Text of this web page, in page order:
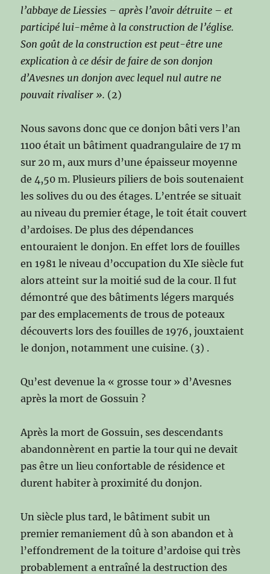
l’abbaye de Liessies – après l’avoir détruite – et
participé lui-même à la construction de l’église.
Son goût de la construction est peut-être une
explication à ce désir de faire de son donjon
d’Avesnes un donjon avec lequel nul autre ne
pouvait rivaliser ». (2)
Nous savons donc que ce donjon bâti vers l’an
1100 était un bâtiment quadrangulaire de 17 m
sur 20 m, aux murs d’une épaisseur moyenne
de 4,50 m. Plusieurs piliers de bois soutenaient
les solives du ou des étages. L’entrée se situait
au niveau du premier étage, le toit était couvert
d’ardoises. De plus des dépendances
entouraient le donjon. En effet lors de fouilles
en 1981 le niveau d’occupation du XIe siècle fut
alors atteint sur la moitié sud de la cour. Il fut
démontré que des bâtiments légers marqués
par des emplacements de trous de poteaux
découverts lors des fouilles de 1976, jouxtaient
le donjon, notamment une cuisine. (3) .
Qu’est devenue la « grosse tour » d’Avesnes
après la mort de Gossuin ?
Après la mort de Gossuin, ses descendants
abandonnèrent en partie la tour qui ne devait
pas être un lieu confortable de résidence et
durent habiter à proximité du donjon.
Un siècle plus tard, le bâtiment subit un
premier remaniement dû à son abandon et à
l’effondrement de la toiture d’ardoise qui très
probablement a entraîné la destruction des